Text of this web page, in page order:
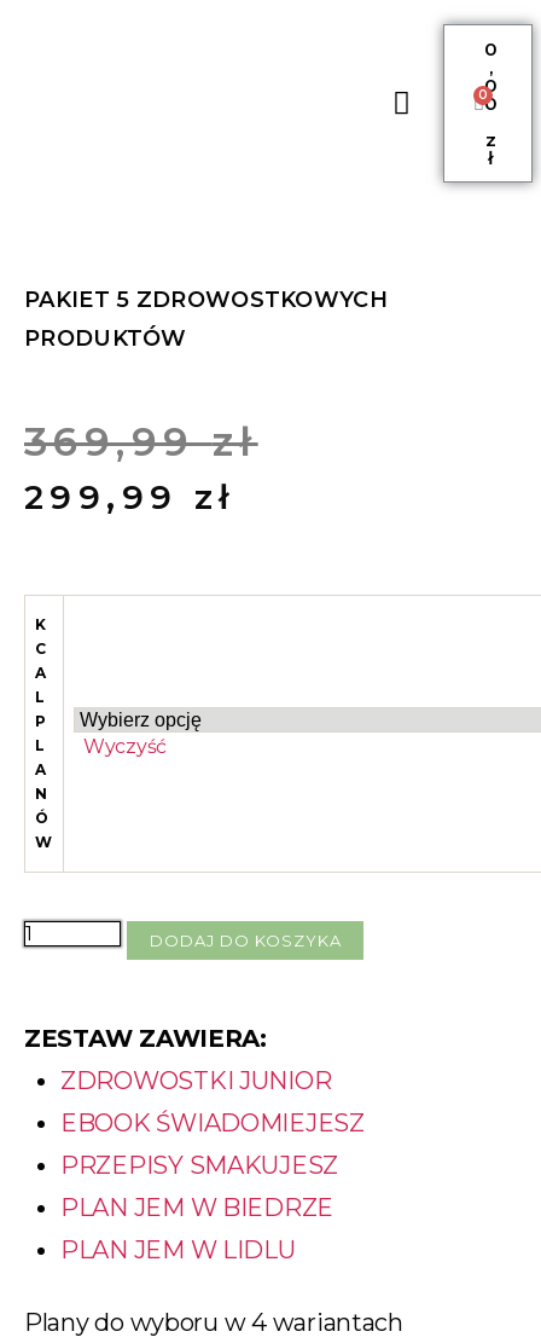
0
,
0
0
z
ł
0
PAKIET 5 ZDROWOSTKOWYCH
PRODUKTÓW
369,99zł
299,99 zł
K
C
A
L
P
L
A
N
Ó
W
Wyczyść
DODAJ DO KOSZYKA
ZESTAW ZAWIERA:
ZDROWOSTKI JUNIOR
EBOOK ŚWIADOMIEJESZ
PRZEPISY SMAKUJESZ
PLAN JEM W BIEDRZE
PLAN JEM W LIDLU
Plany do wyboru w 4 wariantach